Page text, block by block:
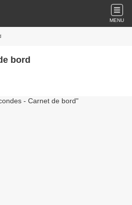
MENU
bord